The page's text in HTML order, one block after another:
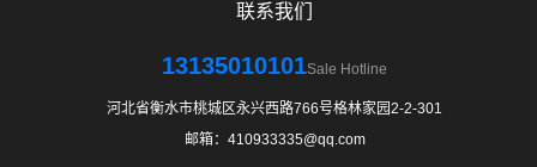
联系我们
13135010101Sale Hotline
河北省衡水市桃城区永兴西路766号格林家园2-2-301
邮箱：410933335@qq.com